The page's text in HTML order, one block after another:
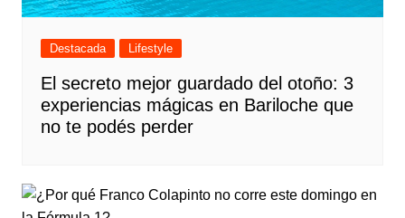
Destacada Lifestyle
El secreto mejor guardado del otoño: 3
experiencias mágicas en Bariloche que
no te podés perder